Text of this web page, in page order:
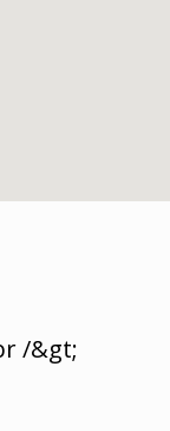
/&gt;